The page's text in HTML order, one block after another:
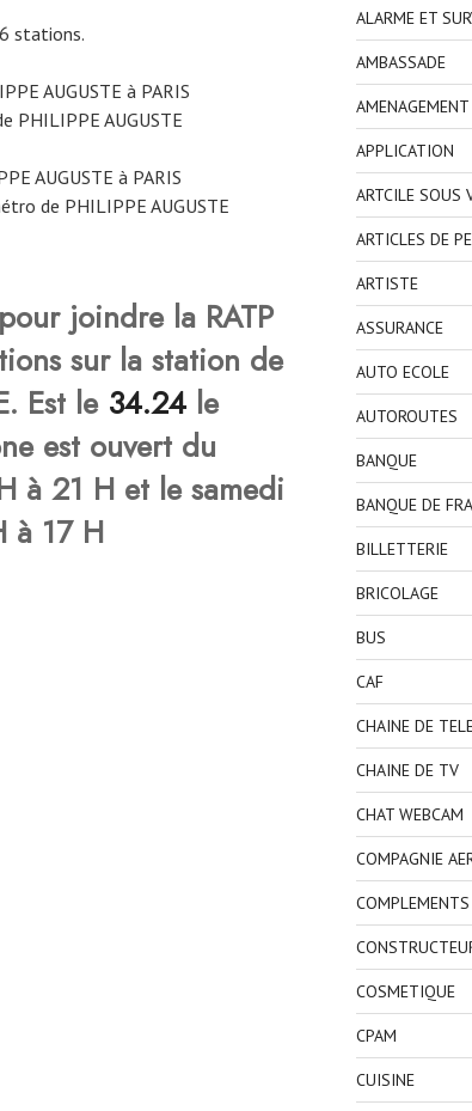
stations.
AUGUSTE à PARIS
PHILIPPE AUGUSTE
AUGUSTE à PARIS
de PHILIPPE AUGUSTE
joindre la RATP
sur la station de
Est le 34.24 le
est ouvert du
à 21 H et le samedi
à 17 H
ALARME ET
AMBASSADE
APPLICATION
ARTCILE SOUS
ARTICLES DE
ARTISTE
ASSURANCE
AUTO ECOLE
AUTOROUTES
BANQUE
BANQUE DE
BILLETTERIE
BRICOLAGE
BUS
CAF
CHAINE DE
CHAINE DE TV
CHAT WEBCAM
COMPAGNIE
COSMETIQUE
CPAM
CUISINE